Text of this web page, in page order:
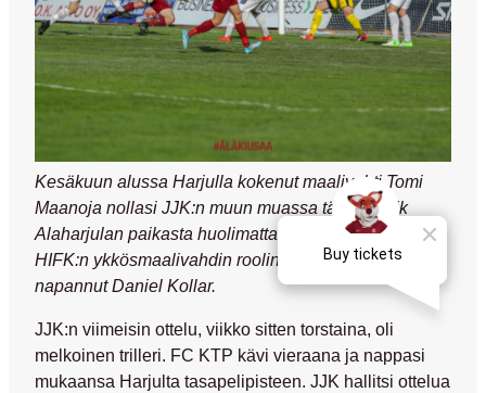
Kesäkuun alussa Harjulla kokenut maalivahti Tomi
Maanoja nollasi JJK:n muun muassa tästä Patrik
Alaharjulan paikasta huolimatta. Viime otteluissa
HIFK:n ykkösmaalivahdin roolin on kuitenkin
napannut Daniel Kollar.
JJK:n viimeisin ottelu, viikko sitten torstaina, oli
melkoinen trilleri. FC KTP kävi vieraana ja nappasi
mukaansa Harjulta tasapelipisteen. JJK hallitsi ottelua